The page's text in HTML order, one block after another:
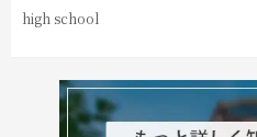
high school